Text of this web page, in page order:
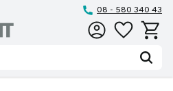
08 - 580 340 43
Favoriter